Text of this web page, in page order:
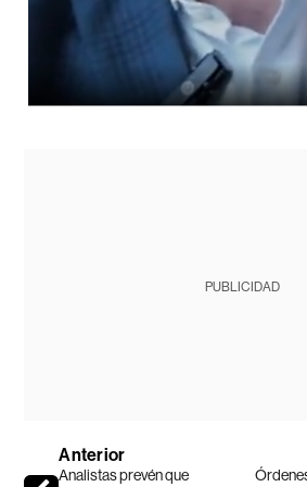
PUBLICIDAD
Anterior
Analistas prevén que